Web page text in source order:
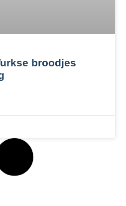
broodjes